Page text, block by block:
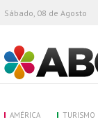
ABC
Sábado, 08 de Agosto
AMÉRICA TURISMO